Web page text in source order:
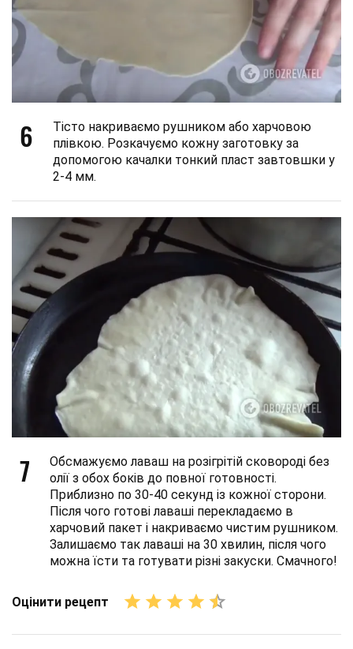
6
Тісто накриваємо рушником або харчовою
плівкою. Розкачуємо кожну заготовку за
допомогою качалки тонкий пласт завтовшки у
2-4 мм.
7
Обсмажуємо лаваш на розігрітій сковороді без
олії з обох боків до повної готовності.
Приблизно по 30-40 секунд із кожної сторони.
Після чого готові лаваші перекладаємо в
харчовий пакет і накриваємо чистим рушником.
Залишаємо так лаваші на 30 хвилин, після чого
можна їсти та готувати різні закуски. Смачного!
Оцінити рецепт